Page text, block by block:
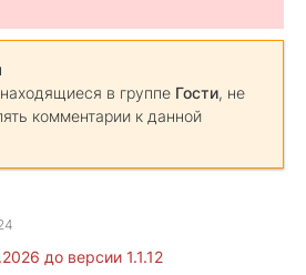
в группе Гости, не
комментарии к данной
до версии 1.1.12